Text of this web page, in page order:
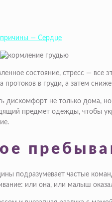
причины — Сердце
состояние, стресс — все
протоков в груди, а затем
не только дома, но
предмет одежды, чтобы
подразумевает частые
или она, или малыш